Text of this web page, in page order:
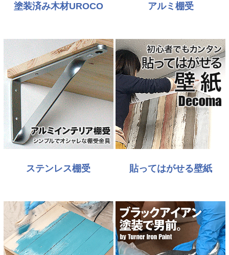
塗装済み木材UROCO アルミ棚受
ステンレス棚受 貼ってはがせる壁紙